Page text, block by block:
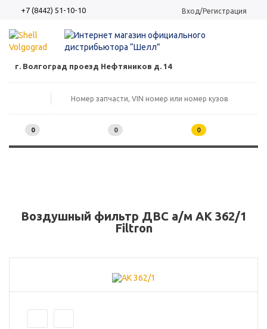
+7 (8442) 51-10-10 Вход/Регистрация
г. Волгоград проезд Нефтяников д. 14
0 0 0
Воздушный фильтр ДВС а/м AK 362/1
Filtron